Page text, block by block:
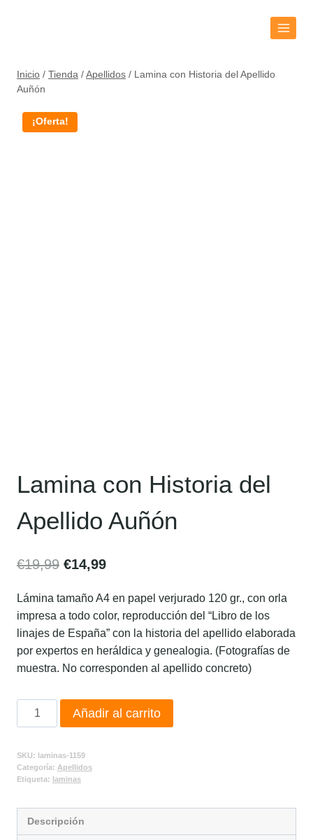
Inicio / Tienda / Apellidos / Lamina con Historia del Apellido
Auñón
¡Oferta!
Lamina con Historia del
Apellido Auñón
€19,99 €14,99
Lámina tamaño A4 en papel verjurado 120 gr., con orla
impresa a todo color, reproducción del “Libro de los
linajes de España” con la historia del apellido elaborada
por expertos en heráldica y genealogia. (Fotografías de
muestra. No corresponden al apellido concreto)
Añadir al carrito
SKU: laminas-1159
Categoría: Apellidos
Etiqueta: laminas
Descripción